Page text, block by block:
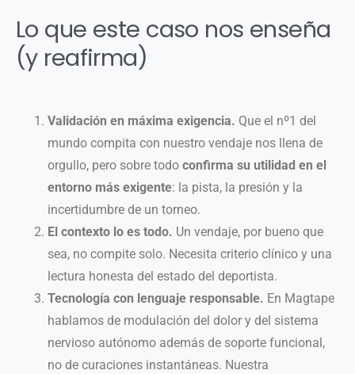
Lo que este caso nos enseña
(y reafirma)
Validación en máxima exigencia. Que el nº1 del
mundo compita con nuestro vendaje nos llena de
orgullo, pero sobre todo confirma su utilidad en el
entorno más exigente: la pista, la presión y la
incertidumbre de un torneo.
El contexto lo es todo. Un vendaje, por bueno que
sea, no compite solo. Necesita criterio clínico y una
lectura honesta del estado del deportista.
Tecnología con lenguaje responsable. En Magtape
hablamos de modulación del dolor y del sistema
nervioso autónomo además de soporte funcional,
no de curaciones instantáneas. Nuestra